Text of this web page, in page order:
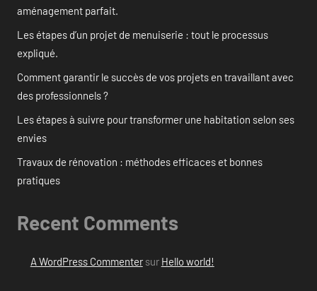
aménagement parfait.
Les étapes d’un projet de menuiserie : tout le processus
expliqué.
Comment garantir le succès de vos projets en travaillant avec
des professionnels ?
Les étapes à suivre pour transformer une habitation selon ses
envies
Travaux de rénovation : méthodes efficaces et bonnes
pratiques
Recent Comments
A WordPress Commentersur Hello world!